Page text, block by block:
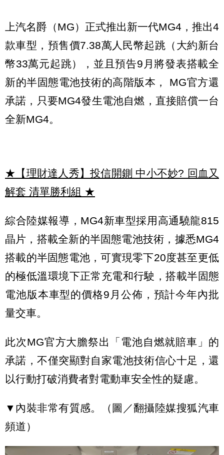
上汽名爵（MG）正式推出新一代MG4，推出4
款車型，預售價7.38萬人民幣起跳（大約新台
幣33萬元起跳），並且預告9月將發表搭載全
新的半固態電池技術的高階版本， MG官方還
承諾，只要MG4發生電池自燃，直接賠償一台
全新MG4。
★【理財達人秀】投信開鍘 中小不妙? 回血又
解套 清單勝利組 ★
綜合陸媒報導，MG4新車型採用高通驍龍815
晶片，搭載全新的半固態電池技術，據悉MG4
搭載的半固態電池，可實現零下20度甚至更低
的極低溫環境下正常充電和行駛，搭載半固態
電池版本車型的價格9月公佈，預計今年內批
量交車。
此次MG官方大膽祭出「電池自燃就賠車」的
承諾，不僅突顯對自家電池技術信心十足，還
以行動打破消費者對電動車安全性的疑慮。
▼內裝非常有質感。（圖／翻攝陸媒搜狐汽車
頻道）